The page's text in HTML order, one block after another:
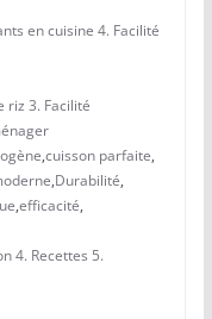
en cuisine 4. Facilité
riz 3. Facilité
,cuisson parfaite,
,Durabilité,
,efficacité,
4. Recettes 5.